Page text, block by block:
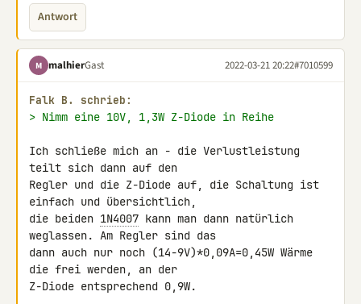
Antwort
M malhierGast 2022-03-21 20:22#7010599
Falk B. schrieb:
> Nimm eine 10V, 1,3W Z-Diode in Reihe
Ich schließe mich an - die Verlustleistung
teilt sich dann auf den
Regler und die Z-Diode auf, die Schaltung ist
einfach und übersichtlich,
die beiden 1N4007 kann man dann natürlich
weglassen. Am Regler sind das
dann auch nur noch (14-9V)*0,09A=0,45W Wärme
die frei werden, an der
Z-Diode entsprechend 0,9W.